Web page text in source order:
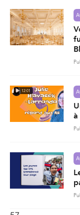
12:01
à